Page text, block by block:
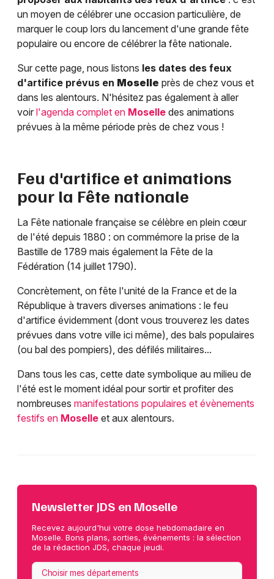
un moyen de célébrer une occasion particulière, de
marquer le coup lors du lancement d'une grande fête
populaire ou encore de célébrer la fête nationale.
Sur cette page, nous listons les dates des feux
d'artifice prévus en Moselle près de chez vous et
dans les alentours. N'hésitez pas également à aller
voir l'agenda complet en Moselle des animations
prévues à la même période près de chez vous !
Feu d'artifice et animations
pour la Fête nationale
La Fête nationale française se célèbre en plein cœur
de l'été depuis 1880 : on commémore la prise de la
Bastille de 1789 mais également la Fête de la
Fédération (14 juillet 1790).
Concrètement, on fête l'unité de la France et de la
République à travers diverses animations : le feu
d'artifice évidemment (dont vous trouverez les dates
prévues dans votre ville ici même), des bals populaires
(ou bal des pompiers), des défilés militaires...
Dans tous les cas, cette date symbolique au milieu de
l'été est le moment idéal pour sortir et profiter des
nombreuses manifestations populaires et évènements
festifs en Moselle et aux alentours.
Newsletter JDS en Moselle
Recevez aujourd'hui votre dose hebdomadaire en
Moselle. Bons plans, sorties, événements : la sélection
de la rédaction JDS, chaque jeudi.
Choisir mes départements